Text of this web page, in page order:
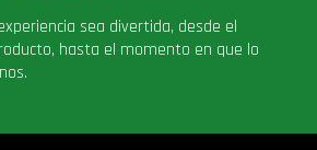
sea divertida, desde el
hasta el momento en que lo